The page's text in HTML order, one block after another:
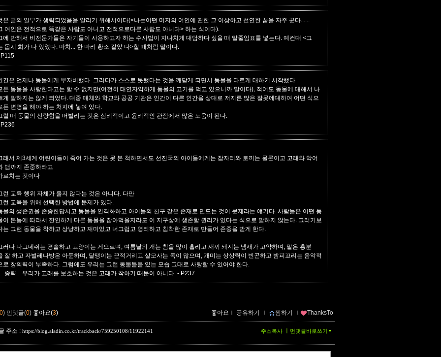
은 글의 일부가 생략되었음을 알리기 위해서이다(<나는어떤 미지의 여인에 관한 그 이상하고 선연한 꿈을 자주 꾼다......
여인은 전적으로 똑같은 사람도 아니고 전적으로다른 사람도 아니다> 하는 식이다).
에 반해서 비전문가들은 자기들이 사용하고자 하는 수사법이 지나치게 대담하다 싶을 때 말줄임표를 넣는다. 예컨대 <그
몹시 화가 나 있었다. 마치... 한 마리 황소 같았 다>할 때처럼 말이다.
간은 언제나 동물에게 무자비했다. 그러다가 스스로 못됐다는 것을 깨닫게 되면서 동물을 다르게 대하기 시작했다.
든 동물을 사랑한다고는 할 수 없지만(여전히 태연자약하게 동물의 고기를 먹고 있으니까 말이다), 적어도 동물에 대해서 나
게 말하지는 않게 되었다. 대중 매체와 학교와 공공 기관은 인간이 다른 인간을 상대로 저지른 많은 잘못에대하여 어떤 식으
든 변명을 해야 하는 처지에 놓여 있다.
럴 때 동물의 선량함을 떠벌리는 것은 심리적이고 윤리적인 관점에서 많은 도움이 된다.
래서 제3세계 어린이들이 죽어 가는 것은 못 본 척하면서도 선진국의 아이들에게는 잠자리와 토끼는 물론이고 고래와 악어
뱀까지 존중하라고
르치는 것이다
런 교육 행위 자체가 옳지 않다는 것은 아니다. 다만
런 교육을 위해 선택한 방법에 문제가 있다.
물의 생존권을 존중한답시고 동물을 인격화하고 아이들의 친구 같은 존재로 만드는 것이 문제라는 얘기다. 사람들은 어떤 동
이 본능에 따라서 잔인하게 다른 동물을 잡아먹을지라도 이 지구상에 생존할 권리가 있다는 식으로 말하지 않는다. 그러기보
는 그런 동물을 착하고 상냥하고 재미있고 너그럽고 영리하고 침착한 존재로 만들어 존중을 받게 한다.
러나 나그네쥐는 경솔하고 고양이는 게으르며, 여름날의 개는 침을 많이 흘리고 새끼 돼지는 냄새가 고약하며, 말은 흥분
잘 하고 자벌레나방은 아둔하며, 달팽이는 끈적거리고 살모사는 독이 많으며, 개미는 상상력이 빈곤하고 밤피꼬리는 음악적
로 창의력이 부족하다. 그럼에도 우리는 그런 동물들을 있는 모습 그대로 사랑할 수 있어야 한다.
중략....우리가 고래를 보호하는 것은 고래가 착하기 때문이 아니다. - P237
0) 먼댓글(0) 좋아요(3) 좋아요 ｌ 공유하기 ｌ 찜하기 ｌ ThanksTo
주소 : https://blog.aladin.co.kr/trackback/759250108/11922141 먼댓글바로쓰기
주소복사